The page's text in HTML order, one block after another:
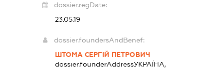
dossier.regDate:
23.05.19
dossier.foundersAndBenef:
ШТОМА СЕРГІЙ ПЕТРОВИЧ
dossier.founderAddressУКРАЇНА,